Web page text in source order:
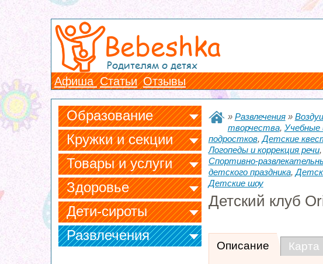
Bebeshka
Родителям о детях
Афиша Статьи Отзывы
Образование
Кружки и секции
Товары и услуги
Здоровье
Дети-сироты
Развлечения
» Развлечения»
творчества, Учебные
подростков,Детские
Логопеды и коррекция речи,
Спортивно-
детского праздника,
Детские шоу
Детский клуб
Описание Карта